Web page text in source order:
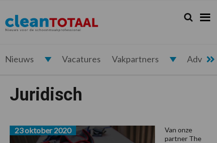
de
hoofdnavigatie
de
hoofd
de
eerste
de
voettekst
Cleantotaal.nl
Het
laatste
voor
schoonmaak
Zoeken...
Zoek
Nieuws Vacatures Vakpartners
Juridisch
Van onze
partner The
23 oktober 2020